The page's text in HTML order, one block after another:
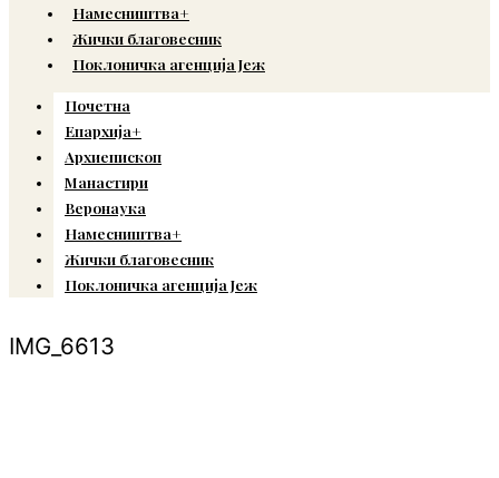
Намесништва+
Жички благовесник
Поклоничка агенција Јеж
Почетна
Епархија+
Архиепископ
Манастири
Веронаука
Намесништва+
Жички благовесник
Поклоничка агенција Јеж
IMG_6613